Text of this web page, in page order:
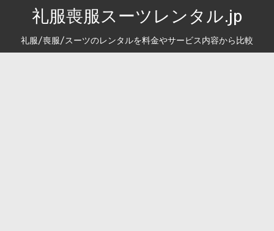
礼服喪服スーツレンタル.jp
礼服/喪服/スーツのレンタルを料金やサービス内容から比較